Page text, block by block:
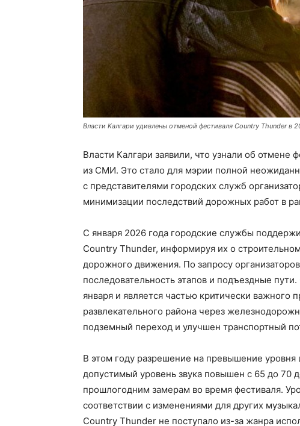
Власти Калгари удивлены отменой фестиваля Country Thunder в
Власти Калгари заявили, что узнали об
из СМИ. Это стало для мэрии полной
с представителями городских служб
минимизации последствий дорожных работ в
С января 2026 года городские службы
Country Thunder, информируя их о
дорожного движения. По запросу
последовательность этапов и подъездные
января и является частью критически важного
развлекательного района через
подземный переход и улучшен транспортный
В этом году разрешение на превышение
допустимый уровень звука повышен с 65 до 70
прошлогодним замерам во время фестиваля.
соответствии с изменениями для других
Country Thunder не поступало из-за жанра